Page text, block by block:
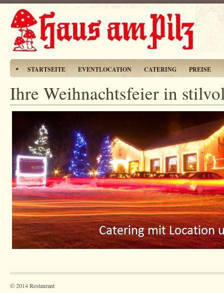
STARTSEITE EVENTLOCATION CATERING PREISE
Ihre Weihnachtsfeier in
© 2014 Restaurant